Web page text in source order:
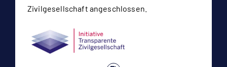
Zivilgesellschaft angeschlossen.